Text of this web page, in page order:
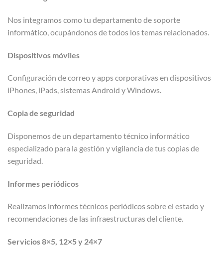
Nos integramos como tu departamento de soporte
informático, ocupándonos de todos los temas relacionados.
Dispositivos móviles
Configuración de correo y apps corporativas en dispositivos
iPhones, iPads, sistemas Android y Windows.
Copia de seguridad
Disponemos de un departamento técnico informático
especializado para la gestión y vigilancia de tus copias de
seguridad.
Informes periódicos
Realizamos informes técnicos periódicos sobre el estado y
recomendaciones de las infraestructuras del cliente.
Servicios 8×5, 12×5 y 24×7